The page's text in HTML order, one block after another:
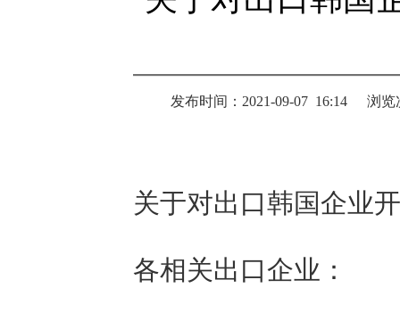
发布时间：2021-09-07 16:14 浏览
关于对出口韩国企业
各相关出口企业：